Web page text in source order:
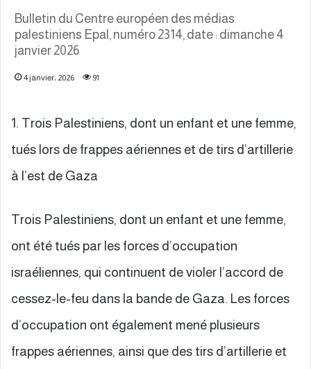
Bulletin du Centre européen des médias
palestiniens Epal, numéro 2314, date : dimanche 4
janvier 2026
4 janvier، 2026 91
1. Trois Palestiniens, dont un enfant et une femme,
tués lors de frappes aériennes et de tirs d’artillerie
à l’est de Gaza
Trois Palestiniens, dont un enfant et une femme,
ont été tués par les forces d’occupation
israéliennes, qui continuent de violer l’accord de
cessez-le-feu dans la bande de Gaza. Les forces
d’occupation ont également mené plusieurs
frappes aériennes, ainsi que des tirs d’artillerie et